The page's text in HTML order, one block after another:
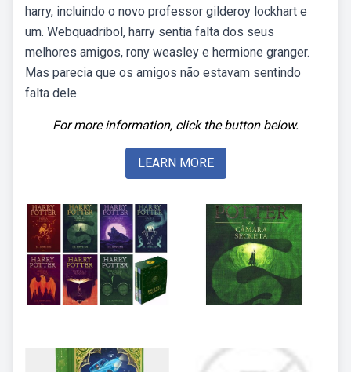
harry, incluindo o novo professor gilderoy lockhart e
um. Webquadribol, harry sentia falta dos seus
melhores amigos, rony weasley e hermione granger.
Mas parecia que os amigos não estavam sentindo
falta dele.
For more information, click the button below.
LEARN MORE